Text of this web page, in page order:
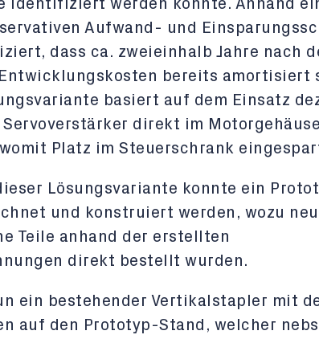
identifiziert werden konnte. Anhand
Aufwand- und
dass ca. zweieinhalb Jahre nach
bereits amortisiert
basiert auf dem Einsatz
direkt im Motorgehäuse
Platz im Steuerschrank
Lösungsvariante konnte ein
und konstruiert werden, wozu neu
Teile anhand der erstellten
direkt bestellt wurden.
ein bestehender Vertikalstapler mit
auf den Prototyp-Stand, welcher